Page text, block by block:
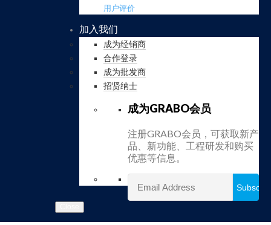
用户评价
加入我们
成为经销商
合作登录
成为批发商
招贤纳士
成为GRABO会员
注册GRABO会员，可获取新产
品、新功能、工程研发和购买
优惠等信息。